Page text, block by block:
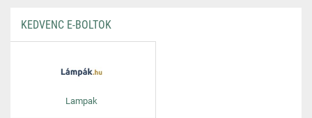
KEDVENC E-BOLTOK
Lampak